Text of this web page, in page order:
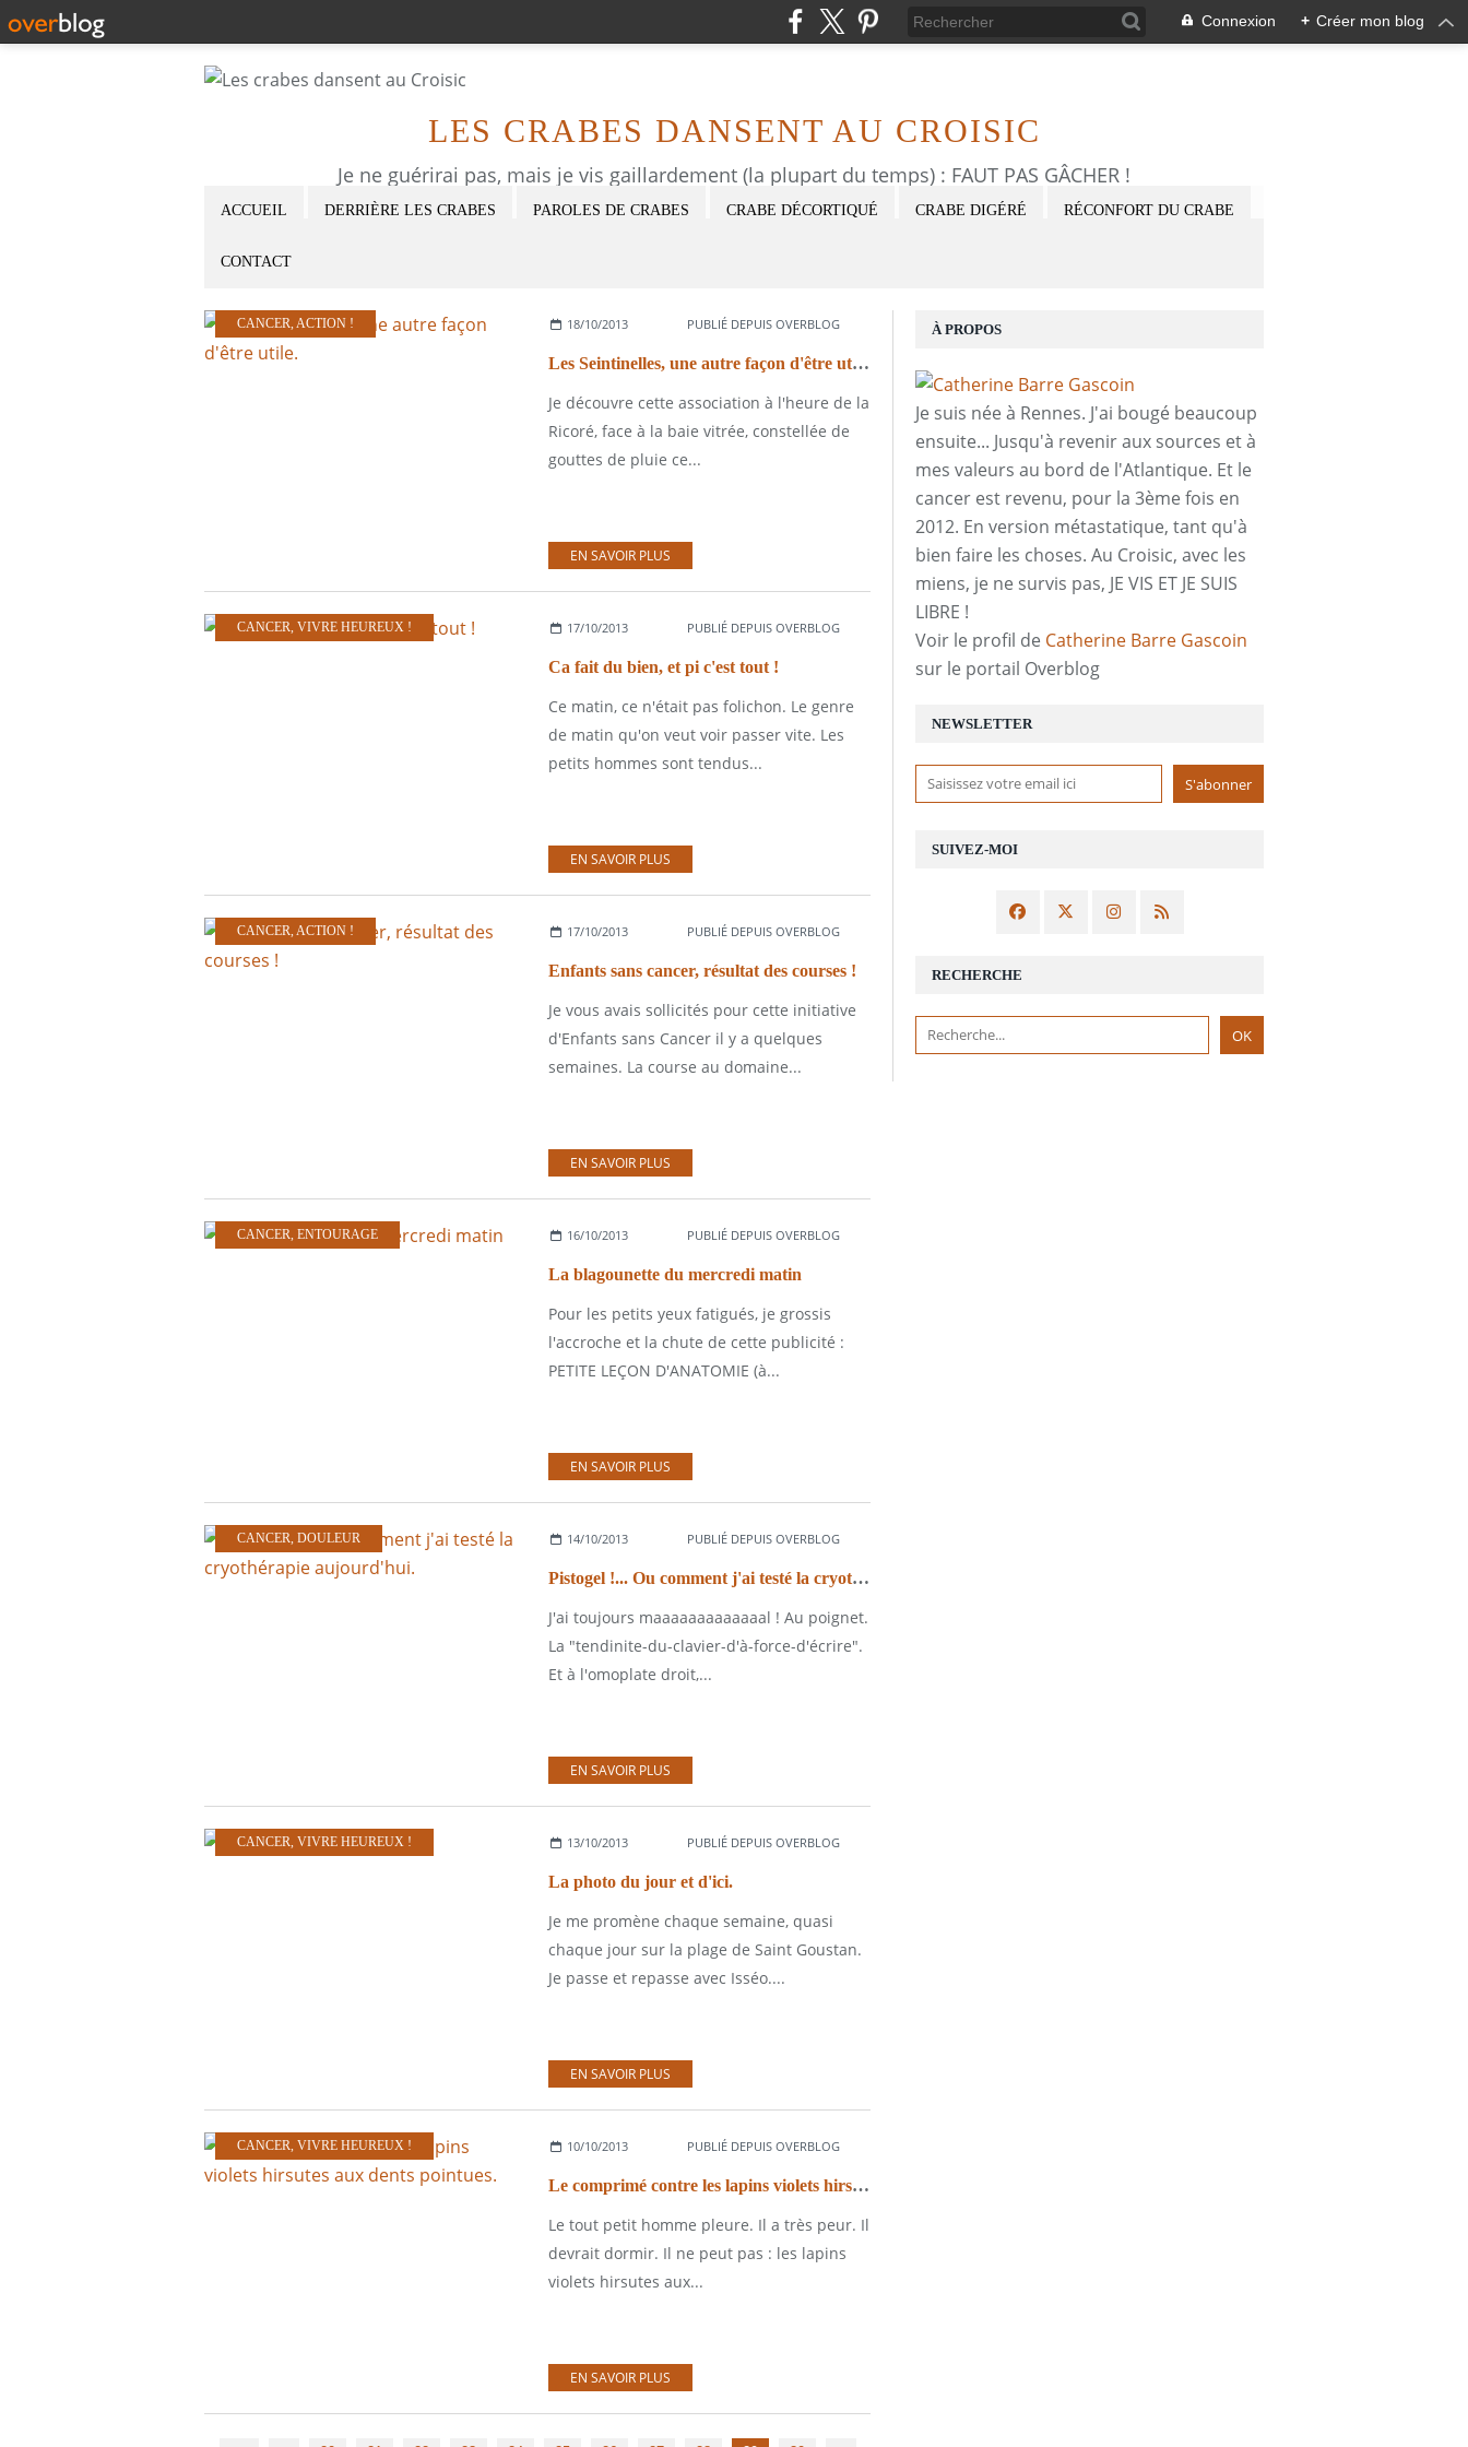
Connexion + Créer mon blog
LES CRABES DANSENT AU CROISIC
Je ne guérirai pas, mais je vis gaillardement (la plupart du temps) : FAUT PAS GÂCHER !
ACCUEIL DERRIÈRE LES CRABES PAROLES DE CRABES CRABE DÉCORTIQUÉ CRABE DIGÉRÉ RÉCONFORT DU CRABE
CONTACT
CANCER,ACTION ! 18/10/2013 PUBLIÉ DEPUIS OVERBLOG
Les Seintinelles, une autre façon d'être utile.
Je découvre cette association à l'heure de la
Ricoré, face à la baie vitrée, constellée de
gouttes de pluie ce...
EN SAVOIR PLUS
CANCER, VIVRE HEUREUX ! 17/10/2013 PUBLIÉ DEPUIS OVERBLOG
Ca fait du bien, et pi c'est tout !
Ce matin, ce n'était pas folichon. Le genre
de matin qu'on veut voir passer vite. Les
petits hommes sont tendus...
EN SAVOIR PLUS
CANCER,ACTION ! 17/10/2013 PUBLIÉ DEPUIS OVERBLOG
Enfants sans cancer, résultat des courses !
Je vous avais sollicités pour cette initiative
d'Enfants sans Cancer il y a quelques
semaines. La course au domaine...
EN SAVOIR PLUS
CANCER, ENTOURAGE 16/10/2013 PUBLIÉ DEPUIS OVERBLOG
La blagounette du mercredi matin
Pour les petits yeux fatigués, je grossis
l'accroche et la chute de cette publicité :
PETITE LEÇON D'ANATOMIE (à...
EN SAVOIR PLUS
CANCER, DOULEUR 14/10/2013 PUBLIÉ DEPUIS OVERBLOG
Pistogel !... Ou comment j'ai testé la cryothérapie aujourd'hui.
J'ai toujours maaaaaaaaaaaaal ! Au poignet.
La "tendinite-du-clavier-d'à-force-d'écrire".
Et à l'omoplate droit,...
EN SAVOIR PLUS
CANCER, VIVRE HEUREUX ! 13/10/2013 PUBLIÉ DEPUIS OVERBLOG
La photo du jour et d'ici.
Je me promène chaque semaine, quasi
chaque jour sur la plage de Saint Goustan.
Je passe et repasse avec Isséo....
EN SAVOIR PLUS
CANCER, VIVRE HEUREUX ! 10/10/2013 PUBLIÉ DEPUIS OVERBLOG
Le comprimé contre les lapins violets hirsutes aux dents pointues.
Le tout petit homme pleure. Il a très peur. Il
devrait dormir. Il ne peut pas : les lapins
violets hirsutes aux...
EN SAVOIR PLUS
NEWSLETTER
SUIVEZ-MOI
RECHERCHE
À PROPOS
Je suis née à Rennes. J'ai bougé beaucoup
ensuite... Jusqu'à revenir aux sources et à
mes valeurs au bord de l'Atlantique. Et le
cancer est revenu, pour la 3ème fois en
2012. En version métastatique, tant qu'à
bien faire les choses. Au Croisic, avec les
miens, je ne survis pas, JE VIS ET JE SUIS
LIBRE !
Voir le profil de Catherine Barre Gascoin
sur le portail Overblog